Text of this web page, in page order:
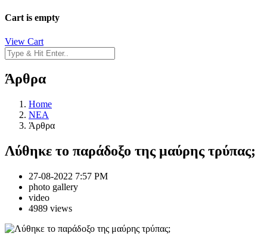
Cart is empty
View Cart
Άρθρα
Home
NEA
Άρθρα
Λύθηκε το παράδοξο της μαύρης τρύπας;
27-08-2022 7:57 PM
photo gallery
video
4989 views